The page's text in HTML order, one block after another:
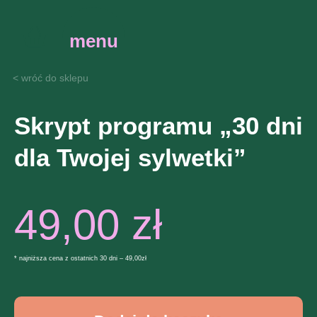
menu
< wróć do sklepu
Skrypt programu „30 dni
dla Twojej sylwetki”
49,00 zł
* najniższa cena z ostatnich 30 dni – 49,00zł